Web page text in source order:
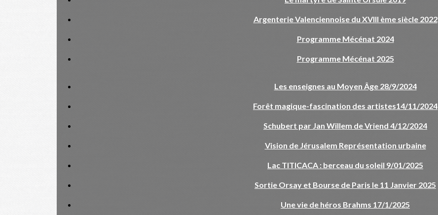
Argenterie Valenciennoise du XVIII ème siècle 2022
Programme Mécénat 2024
Programme Mécénat 2025
Les enseignes au Moyen Âge 28/9/2024
Forêt magique-fascination des artistes14/11/2024
Schubert par Jan Willem de Vriend 4/12/2024
Vision de Jérusalem Représentation urbaine
Lac TITICACA : berceau du soleil 9/01/2025
Sortie Orsay et Bourse de Paris le 11 Janvier 2025
Une vie de héros Brahms 17/1/2025